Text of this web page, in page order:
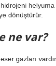
dönüştürür.
ne var?
gazları